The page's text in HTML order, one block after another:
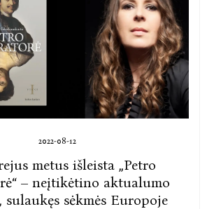
2022-08-12
metus išleista „Petro
– neįtikėtino aktualumo
sulaukęs sėkmės Europoje